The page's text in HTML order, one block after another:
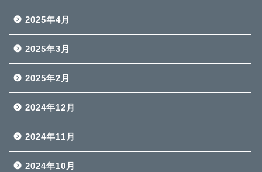
2025年4月
2025年3月
2025年2月
2024年12月
2024年11月
2024年10月